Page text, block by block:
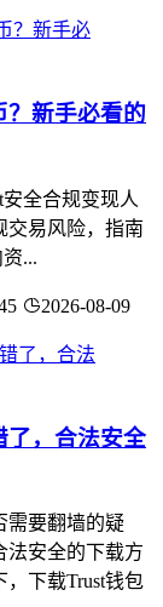
？新手必看的
全合规变现人
交易风险，指南
...
2026-08-09
了，合法安全
需要翻墙的疑
法安全的下载方
下载Trust钱包